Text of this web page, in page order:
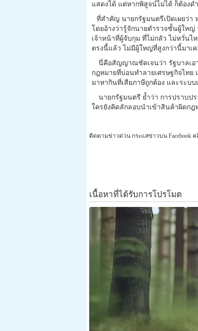
แสดงได้ แต่หากพิสูจน์ไม่ได้ ก็ต้อง
ที่สำคัญ นายกรัฐมนตรีเปิดเผยว่า
โดยอ้างว่ารู้จักนายตำรวจชั้นผู้ใหญ่
เจ้าหน้าที่ผู้จับกุม ที่ไม่กลัว ไม่หวั่น
ตรงนี้แล้ว ไม่มีผู้ใหญ่ที่สูงกว่านี้มาเค
นี่คือสัญญาณชัดเจนว่า รัฐบาลเอ
กฎหมายที่บ่อนทำลายเศรษฐกิจไทย
มาหากินที่เสียภาษีถูกต้อง และระบบ
นายกรัฐมนตรี ย้ำว่า การปราบป
ใครยังคิดลักลอบนำเข้าสินค้าผิดก
ติดตามข่าวด่วน กระแสข่าวบน Facebook